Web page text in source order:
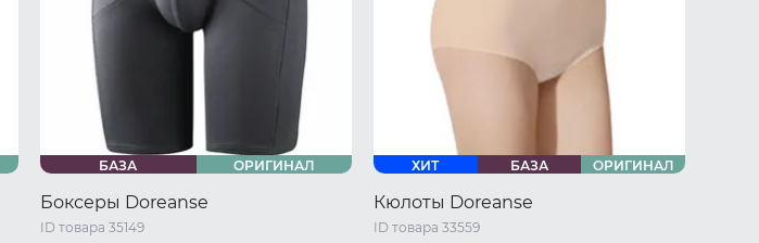
БАЗА ОРИГИНАЛ
Боксеры Doreanse
ID товара 35149
ХИТ БАЗА ОРИГИНАЛ
Кюлоты Doreanse
ID товара 33559